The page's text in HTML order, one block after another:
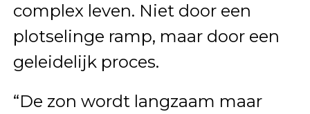
complex leven. Niet door een
plotselinge ramp, maar door een
geleidelijk proces.
“De zon wordt langzaam maar